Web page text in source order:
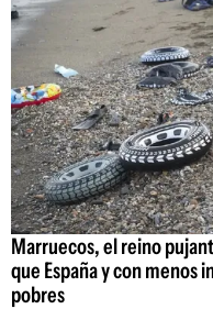
Marruecos, el reino
que España y con menos
pobres